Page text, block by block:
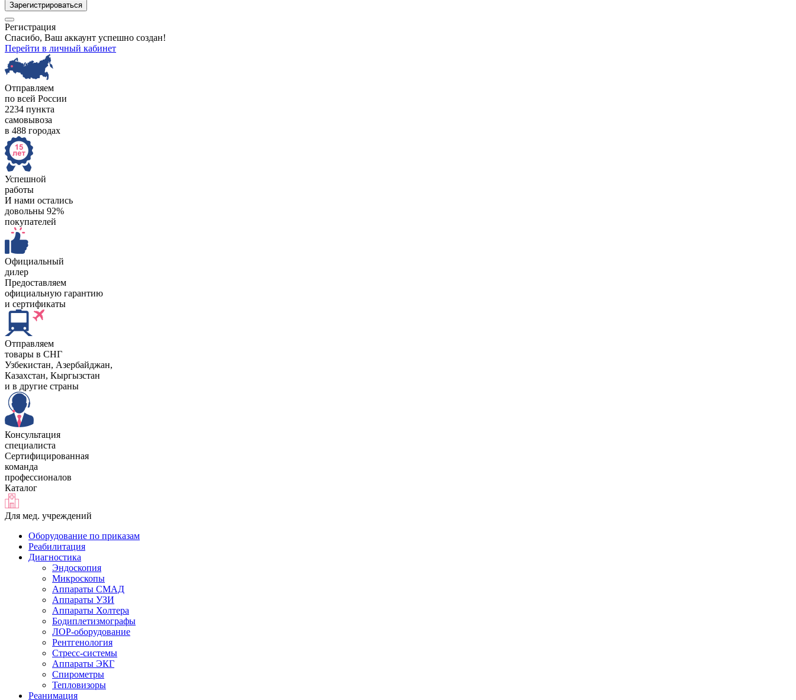
Зарегистрироваться
Регистрация
Спасибо, Ваш аккаунт успешно создан!
Перейти в личный кабинет
Отправляем
по всей России
2234 пункта
самовывоза
в 488 городах
Успешной
работы
И нами остались
довольны 92%
покупателей
Официальный
дилер
Предоставляем
официальную гарантию
и сертификаты
Отправляем
товары в СНГ
Узбекистан, Aзербайджан,
Казахстан, Кыргызстан
и в другие страны
Консультация
специалиста
Сертифицированная
команда
профессионалов
Каталог
Для мед. учреждений
Оборудование по приказам
Реабилитация
Диагностика
Эндоскопия
Микроскопы
Аппараты СМАД
Аппараты УЗИ
Аппараты Холтера
Бодиплетизмографы
ЛОР-оборудование
Рентгенология
Стресс-системы
Аппараты ЭКГ
Спирометры
Тепловизоры
Реанимация